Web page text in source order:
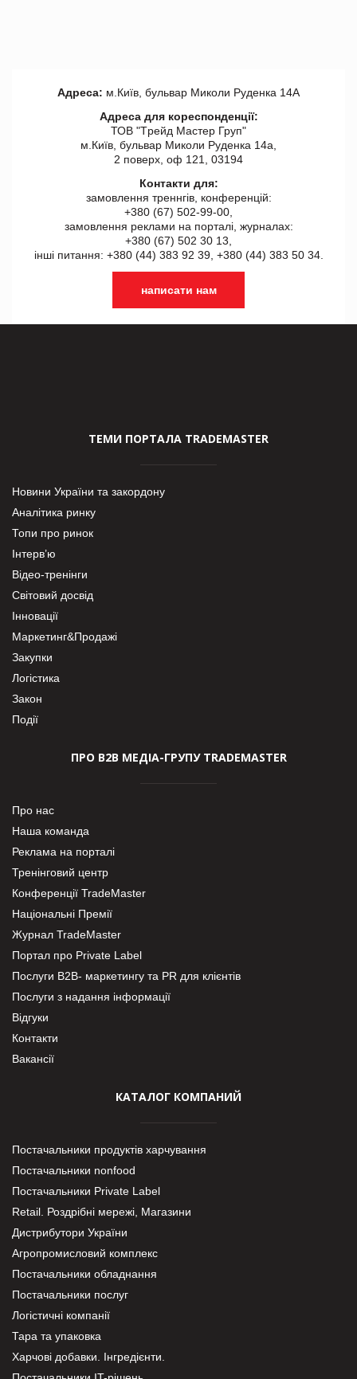
Адреса: м.Київ, бульвар Миколи Руденка 14А
Адреса для кореспонденції:
ТОВ "Tрейд Мастер Груп"
м.Київ, бульвар Миколи Руденка 14а,
2 поверх, оф 121, 03194
Контакти для:
замовлення треннгів, конференцій:
+380 (67) 502-99-00,
замовлення реклами на порталі, журналах:
+380 (67) 502 30 13,
інші питання: +380 (44) 383 92 39, +380 (44) 383 50 34.
написати нам
ТЕМИ ПОРТАЛА TRADEMASTER
Новини України та закордону
Аналітика ринку
Топи про ринок
Інтерв’ю
Відео-тренінги
Світовий досвід
Інновації
Маркетинг&Продажі
Закупки
Логістика
Закон
Події
ПРО В2В МЕДІА-ГРУПУ TRADEMASTER
Про нас
Наша команда
Реклама на порталі
Тренінговий центр
Конференції TradeMaster
Національні Премії
Журнал TradeMaster
Портал про Private Label
Послуги В2В- маркетингу та PR для клієнтів
Послуги з надання інформації
Відгуки
Контакти
Вакансії
КАТАЛОГ КОМПАНИЙ
Постачальники продуктів харчування
Постачальники nonfood
Постачальники Private Label
Retail. Роздрібні мережі, Магазини
Дистрибутори України
Агропромисловий комплекс
Постачальники обладнання
Постачальники послуг
Логістичні компанії
Тара та упаковка
Харчові добавки. Інгредієнти.